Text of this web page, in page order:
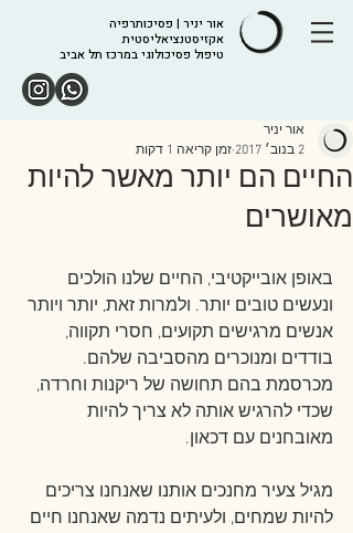
אור יניר | פסיכותרפיה
אקזיסטנציאליסטית
טיפול פסיכולוגי במרכז תל אביב
החיים הם יותר מאשר להיות
מאושרים
אור יניר
2 בנוב׳ 2017
זמן קריאה 1 דקות
באופן אובייקטיבי, החיים שלנו הולכים
ונעשים טובים יותר. ולמרות זאת, יותר ויותר
אנשים מרגישים תקועים, חסרי תקווה,
בודדים ומנוכרים מהסביבה שלהם.
מכרסמת בהם תחושה של ריקנות וחרדה,
שכדי להרגיש אותה לא צריך להיות
מאובחנים עם דכאון.
מגיל צעיר מחנכים אותנו שאנחנו צריכים
להיות שמחים, ולעיתים נדמה שאנחנו חיים